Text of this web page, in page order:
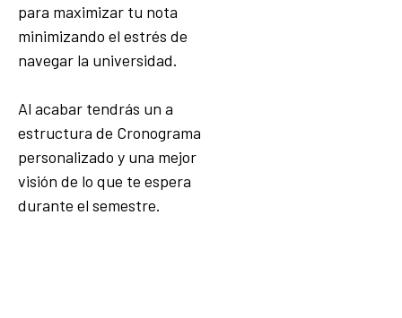
para maximizar tu nota
minimizando el estrés de
navegar la universidad.
Al acabar tendrás un a
estructura de Cronograma
personalizado y una mejor
visión de lo que te espera
durante el semestre.